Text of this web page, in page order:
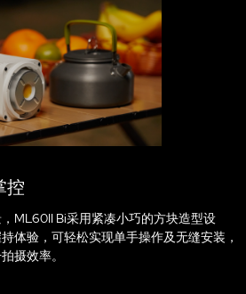
控
ML60II Bi采用紧凑小巧的方块造型设
体验，可轻松实现单手操作及无缝安装，
摄效率。